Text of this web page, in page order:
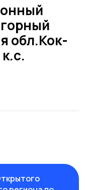
обл.Кок-